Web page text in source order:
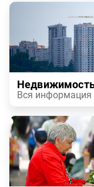
Вся информация